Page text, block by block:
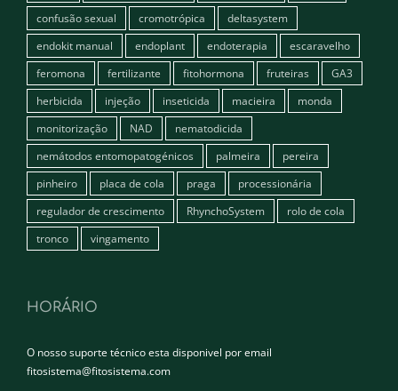
confusão sexual
cromotrópica
deltasystem
endokit manual
endoplant endoterapia
escaravelho
feromona
fertilizante fitohormona fruteiras
GA3
herbicida
injeção inseticida macieira
monda
monitorização
NAD
nematodicida
nemátodos entomopatogénicos
palmeira
pereira
pinheiro
placa de cola praga
processionária
regulador de crescimento
RhynchoSystem
rolo de cola
tronco
vingamento
HORÁRIO
O nosso suporte técnico esta disponivel por email
fitosistema@fitosistema.com